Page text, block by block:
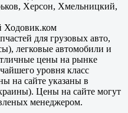
Херсон, Хмельницкий,
Ходовик.ком
для грузовых авто,
легковые автомобили и
цены на рынке
уровня класс
на сайте указаны в
Цены на сайте могут
менеджером.